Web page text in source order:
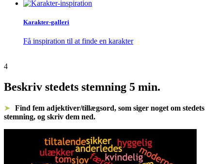
Karakter-galleri
Få inspiration til at finde en karakter
4
Beskriv stedets stemning 5 min.
Find fem adjektiver/tillægsord, som siger noget om stedets
stemning, og skriv dem ned.